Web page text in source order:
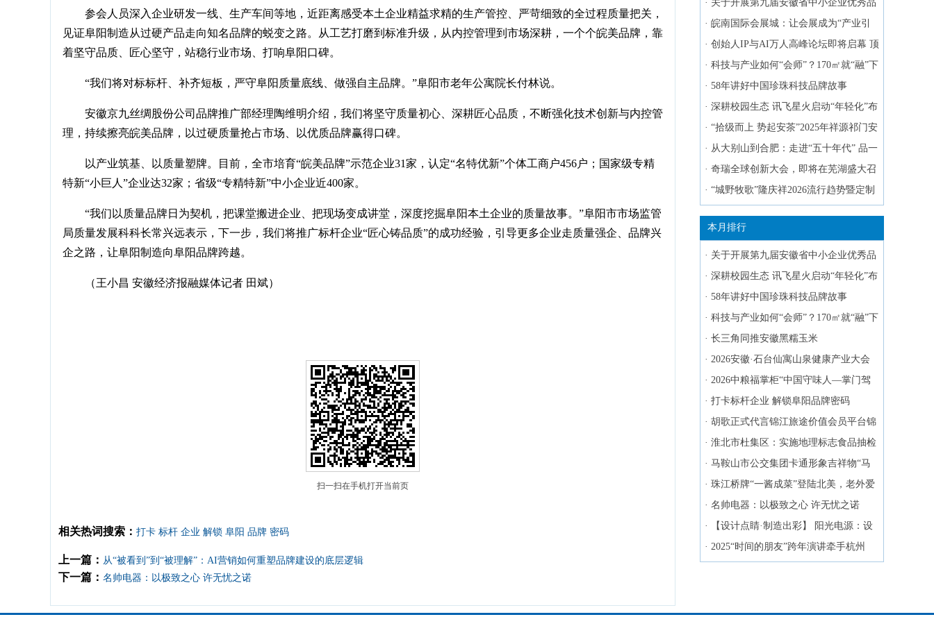
参会人员深入企业研发一线、生产车间等地，近距离感受本土企业精益求精的生产管控、严苛细致的全过程质量把关，
见证阜阳制造从过硬产品走向知名品牌的蜕变之路。从工艺打磨到标准升级，从内控管理到市场深耕，一个个皖美品牌，靠
着坚守品质、匠心坚守，站稳行业市场、打响阜阳口碑。
“我们将对标标杆、补齐短板，严守阜阳质量底线、做强自主品牌。”阜阳市老年公寓院长付林说。
安徽京九丝绸股份公司品牌推广部经理陶维明介绍，我们将坚守质量初心、深耕匠心品质，不断强化技术创新与内控管
理，持续擦亮皖美品牌，以过硬质量抢占市场、以优质品牌赢得口碑。
以产业筑基、以质量塑牌。目前，全市培育“皖美品牌”示范企业31家，认定“名特优新”个体工商户456户；国家级专精
特新“小巨人”企业达32家；省级“专精特新”中小企业近400家。
“我们以质量品牌日为契机，把课堂搬进企业、把现场变成讲堂，深度挖掘阜阳本土企业的质量故事。”阜阳市市场监管
局质量发展科科长常兴远表示，下一步，我们将推广标杆企业“匠心铸品质”的成功经验，引导更多企业走质量强企、品牌兴
企之路，让阜阳制造向阜阳品牌跨越。
（王小昌 安徽经济报融媒体记者 田斌）
扫一扫在手机打开当前页
相关热词搜索： 打卡 标杆 企业 解锁 阜阳 品牌 密码
上一篇： 从“被看到”到“被理解”：AI营销如何重塑品牌建设的底层逻辑
下一篇： 名帅电器：以极致之心 许无忧之诺
道·守味争锋”厨师大赛长沙站落幕
· 关于开展第九届安徽省中小企业优秀品
牌系列推选活动的函
· 皖南国际会展城：让会展成为“产业引
擎”
· 创始人IP与AI万人高峰论坛即将启幕 顶
尖嘉宾阵容与核心议题全揭晓
· 科技与产业如何“会师”？170㎡就“融”下
了
· 58年讲好中国珍珠科技品牌故事
· 深耕校园生态 讯飞星火启动“年轻化”布
局
· “拾级而上 势起安茶”2025年祥源祁门安
茶新品发布会举行
· 从大别山到合肥：走进“五十年代” 品一
段山河岁月
· 奇瑞全球创新大会，即将在芜湖盛大召
开！
· “城野牧歌”隆庆祥2026流行趋势暨定制
本月排行
· 关于开展第九届安徽省中小企业优秀品
牌系列推选活动的函
· 深耕校园生态 讯飞星火启动“年轻化”布
局
· 58年讲好中国珍珠科技品牌故事
· 科技与产业如何“会师”？170㎡就“融”下
了
· 长三角同推安徽黑糯玉米
· 2026安徽·石台仙寓山泉健康产业大会
暨新品发布会在合肥召开
· 2026中粮福掌柜“中国守味人—掌门驾
道·守味争锋”厨师大赛长沙站落幕
· 打卡标杆企业 解锁阜阳品牌密码
· 胡歌正式代言锦江旅途价值会员平台锦
江荟
· 淮北市杜集区：实施地理标志食品抽检
· 马鞍山市公交集团卡通形象吉祥物“马
交交”正式发布
· 珠江桥牌“一酱成菜”登陆北美，老外爱
上中国味
· 名帅电器：以极致之心 许无忧之诺
·
【设计点睛·制造出彩】 阳光电源：设
计赋能新能源平台化
· 2025“时间的朋友”跨年演讲牵手杭州